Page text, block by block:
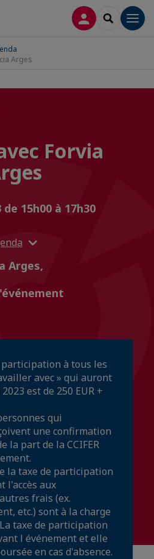
CONNEXION
Arges
Forvia
de 15h00 à 17h30
Arges,
participation à tous les
avec » qui auront
est de 250 EUR +
qui
une confirmation
la part de la CCIFER
la taxe de participation
l'accès aux
frais (ex.
etc.) sont à la charge
taxe de participation
l événement et elle
en cas d'absence.